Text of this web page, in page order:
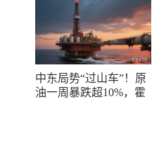
中东局势“过山车”！原
油一周暴跌超10%，霍